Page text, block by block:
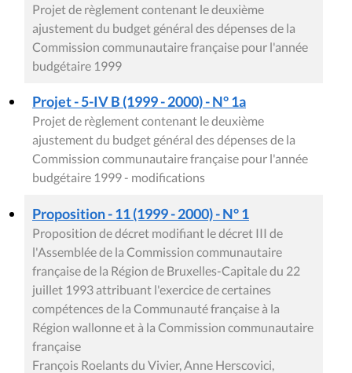
Projet de règlement contenant le deuxième
ajustement du budget général des dépenses de la
Commission communautaire française pour l'année
budgétaire 1999
Projet - 5-IV B (1999 - 2000) - N° 1a
Projet de règlement contenant le deuxième
ajustement du budget général des dépenses de la
Commission communautaire française pour l'année
budgétaire 1999 - modifications
Proposition - 11 (1999 - 2000) - N° 1
Proposition de décret modifiant le décret III de
l'Assemblée de la Commission communautaire
française de la Région de Bruxelles-Capitale du 22
juillet 1993 attribuant l'exercice de certaines
compétences de la Communauté française à la
Région wallonne et à la Commission communautaire
française
François Roelants du Vivier, Anne Herscovici,